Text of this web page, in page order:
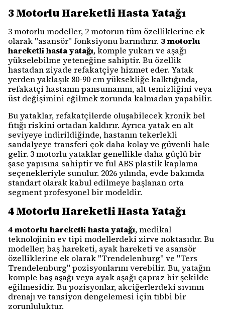
3 Motorlu Hareketli Hasta Yatağı
3 motorlu modeller, 2 motorun tüm özelliklerine ek
olarak "asansör" fonksiyonu barındırır. 3 motorlu
hareketli hasta yatağı, komple yukarı ve aşağı
yükselebilme yeteneğine sahiptir. Bu özellik
hastadan ziyade refakatçiye hizmet eder. Yatak
yerden yaklaşık 80-90 cm yüksekliğe kalktığında,
refakatçi hastanın pansumanını, alt temizliğini veya
üst değişimini eğilmek zorunda kalmadan yapabilir.
Bu yataklar, refakatçilerde oluşabilecek kronik bel
fıtığı riskini ortadan kaldırır. Ayrıca yatak en alt
seviyeye indirildiğinde, hastanın tekerlekli
sandalyeye transferi çok daha kolay ve güvenli hale
gelir. 3 motorlu yataklar genellikle daha güçlü bir
şase yapısına sahiptir ve ful ABS plastik kaplama
seçenekleriyle sunulur. 2026 yılında, evde bakımda
standart olarak kabul edilmeye başlanan orta
segment profesyonel bir modeldir.
4 Motorlu Hareketli Hasta Yatağı
4 motorlu hareketli hasta yatağı, medikal
teknolojinin ev tipi modellerdeki zirve noktasıdır. Bu
modeller; baş hareketi, ayak hareketi ve asansör
özelliklerine ek olarak "Trendelenburg" ve "Ters
Trendelenburg" pozisyonlarını verebilir. Bu, yatağın
komple baş aşağı veya ayak aşağı çapraz bir şekilde
eğilmesidir. Bu pozisyonlar, akciğerlerdeki sıvının
drenajı ve tansiyon dengelemesi için tıbbi bir
zorunluluktur.